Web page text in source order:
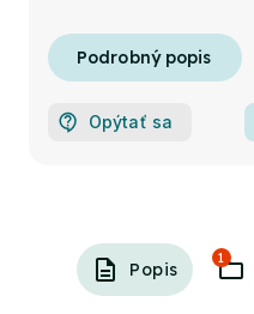
Opýtať sa
Popis
1